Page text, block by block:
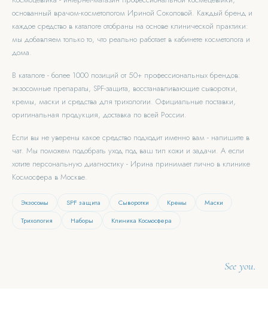
основанный врачом-косметологом Ириной Соколовой. Каждый бренд и
каждое средство в каталоге отобраны на основе клинической практики:
мы добавляем только то, что реально работает в кабинете косметолога и
дома.
В каталоге - более 1000 позиций от 50+ профессиональных брендов:
экзосомные препараты, SPF-защита, восстанавливающие сыворотки,
кремы, маски и средства для трихологии. Официальные поставки,
оригинальная продукция, доставка по всей России.
Если вы не уверены какое средство подходит именно вам - напишите в
чат. Мы поможем подобрать уход под ваш тип кожи и задачи. А если
хотите персональную диагностику - Ирина принимает лично в клинике
Космосфера в Москве.
Экзосомы SPF защита Сыворотки Кремы
Маски
Трихология
Наборы Клиника Космосфера
See you.